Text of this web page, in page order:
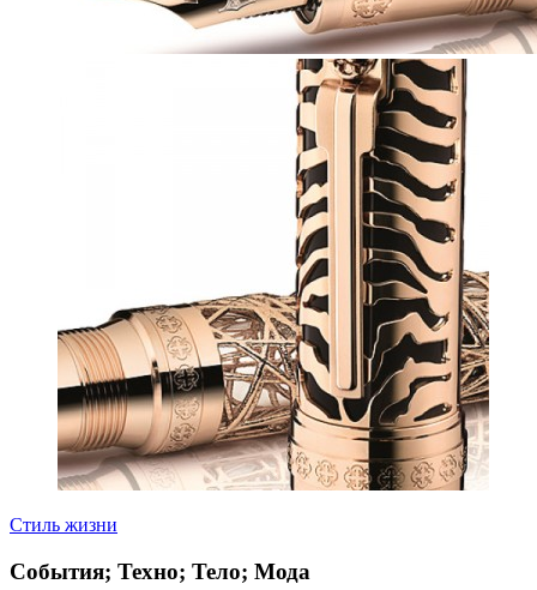
Стиль жизни
События; Техно; Тело; Мода